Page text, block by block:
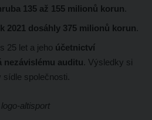
135 až 155 milionů korun.
2021 dosáhly 375 milionů korun.
25 let a jeho účetnictví
nezávislému auditu. Výsledky si
sídle společnosti.